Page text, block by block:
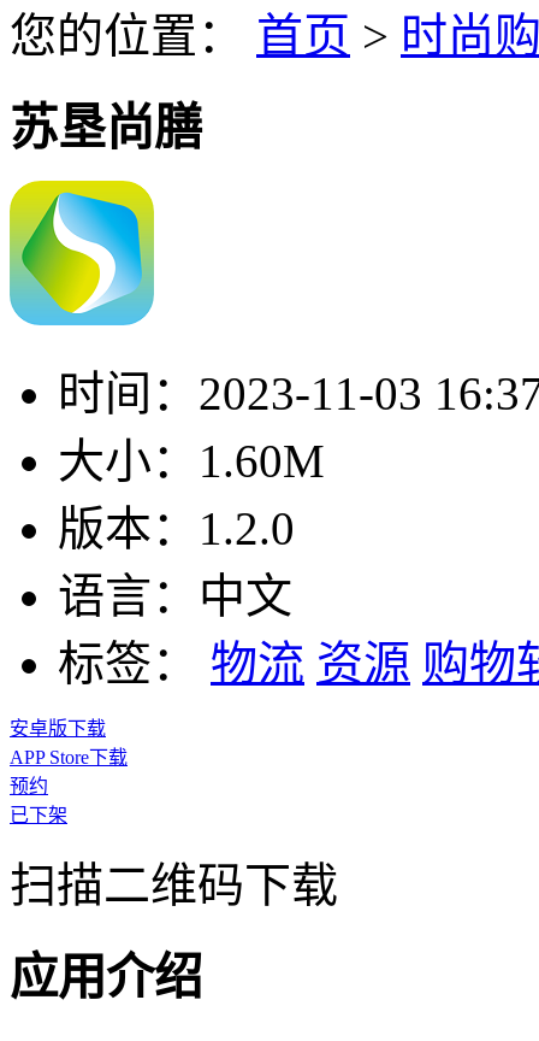
您的位置： 首页 > 时尚
苏垦尚膳
时间： 2023-11-03
大小： 1.60M
版本： 1.2.0
语言： 中文
标签：
物流 资源 购物
安卓版下载
APP Store下载
预约
已下架
扫描二维码下载
应用介绍